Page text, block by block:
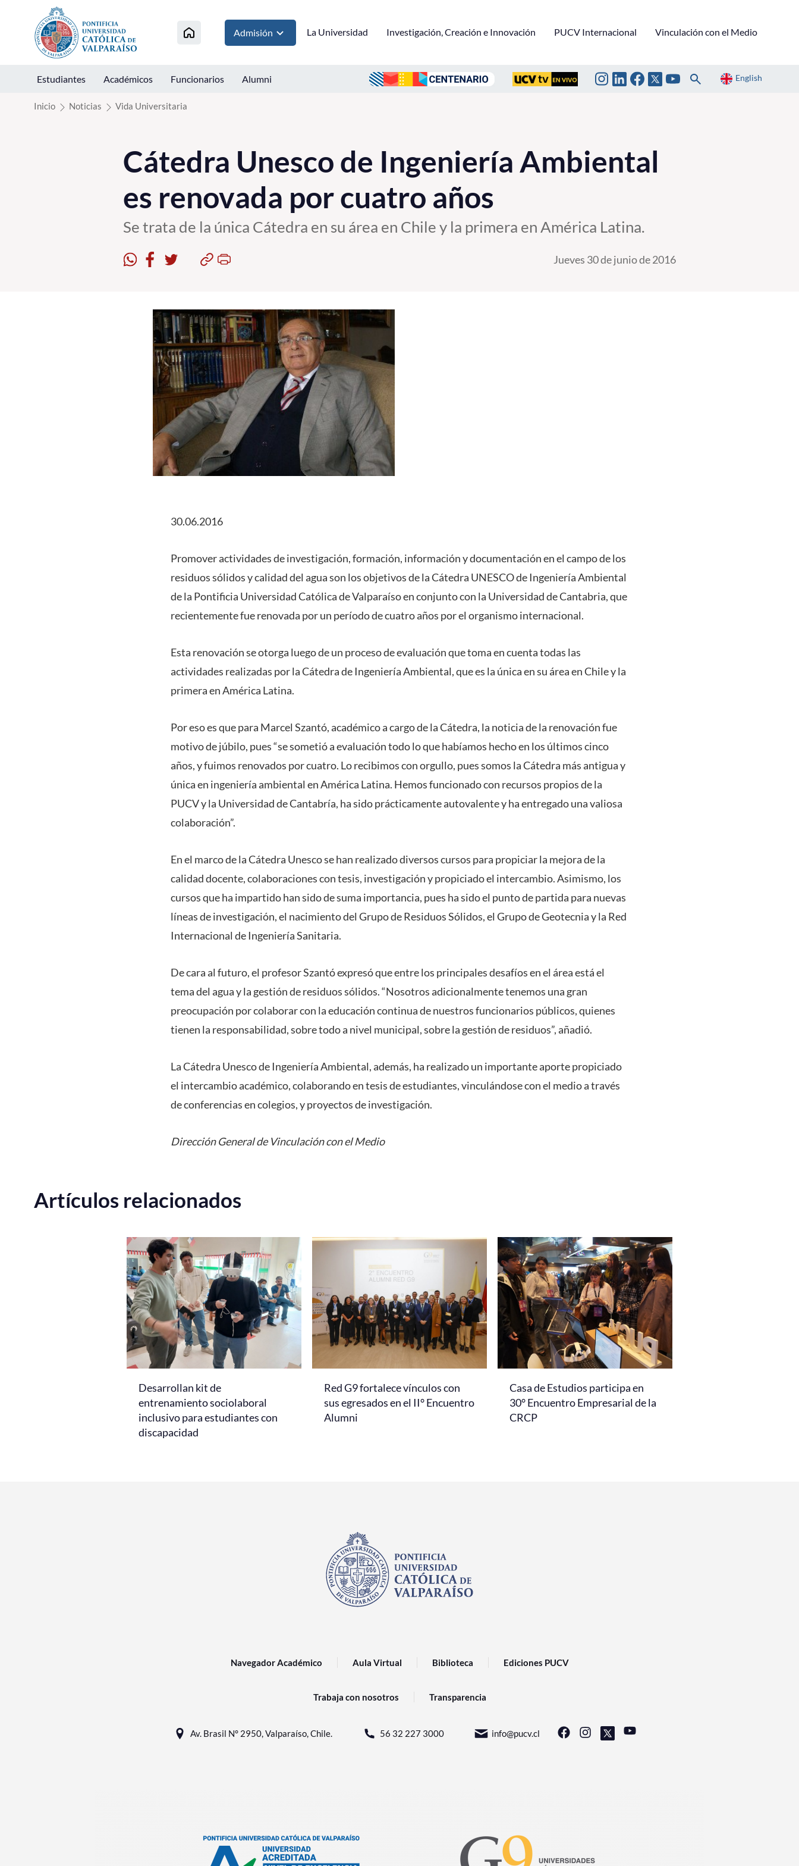
Click acá para ir directamente al contenido
Admisión La Universidad Investigación, Creación e Innovación PUCV Internacional Vinculación con el Medio
Estudiantes Académicos Funcionarios Alumni English
Inicio Noticias Vida Universitaria
Cátedra Unesco de Ingeniería Ambiental
es renovada por cuatro años
Se trata de la única Cátedra en su área en Chile y la primera en América Latina.
Jueves 30 de junio de 2016
30.06.2016
Promover actividades de investigación, formación, información y documentación en el campo de los
residuos sólidos y calidad del agua son los objetivos de la Cátedra UNESCO de Ingeniería Ambiental
de la Pontificia Universidad Católica de Valparaíso en conjunto con la Universidad de Cantabria, que
recientemente fue renovada por un período de cuatro años por el organismo internacional.
Esta renovación se otorga luego de un proceso de evaluación que toma en cuenta todas las
actividades realizadas por la Cátedra de Ingeniería Ambiental, que es la única en su área en Chile y la
primera en América Latina.
Por eso es que para Marcel Szantó, académico a cargo de la Cátedra, la noticia de la renovación fue
motivo de júbilo, pues “se sometió a evaluación todo lo que habíamos hecho en los últimos cinco
años, y fuimos renovados por cuatro. Lo recibimos con orgullo, pues somos la Cátedra más antigua y
única en ingeniería ambiental en América Latina. Hemos funcionado con recursos propios de la
PUCV y la Universidad de Cantabría, ha sido prácticamente autovalente y ha entregado una valiosa
colaboración”.
En el marco de la Cátedra Unesco se han realizado diversos cursos para propiciar la mejora de la
calidad docente, colaboraciones con tesis, investigación y propiciado el intercambio. Asimismo, los
cursos que ha impartido han sido de suma importancia, pues ha sido el punto de partida para nuevas
líneas de investigación, el nacimiento del Grupo de Residuos Sólidos, el Grupo de Geotecnia y la Red
Internacional de Ingeniería Sanitaria.
De cara al futuro, el profesor Szantó expresó que entre los principales desafíos en el área está el
tema del agua y la gestión de residuos sólidos. “Nosotros adicionalmente tenemos una gran
preocupación por colaborar con la educación continua de nuestros funcionarios públicos, quienes
tienen la responsabilidad, sobre todo a nivel municipal, sobre la gestión de residuos”, añadió.
La Cátedra Unesco de Ingeniería Ambiental, además, ha realizado un importante aporte propiciado
el intercambio académico, colaborando en tesis de estudiantes, vinculándose con el medio a través
de conferencias en colegios, y proyectos de investigación.
Dirección General de Vinculación con el Medio
Artículos relacionados
Desarrollan kit de
entrenamiento sociolaboral
inclusivo para estudiantes con
discapacidad
Red G9 fortalece vínculos con
sus egresados en el II° Encuentro
Alumni
Casa de Estudios participa en
30° Encuentro Empresarial de la
CRCP
Navegador Académico Aula Virtual Biblioteca Ediciones PUCV
Trabaja con nosotros Transparencia
Av. Brasil N° 2950, Valparaíso, Chile. 56 32 227 3000 info@pucv.cl